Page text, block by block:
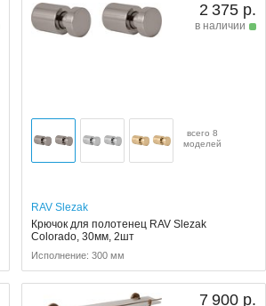
2 375 р.
в наличии
всего 8
моделей
RAV Slezak
Крючок для полотенец RAV Slezak
Colorado, 30мм, 2шт
Исполнение: 300 мм
7 900 р.